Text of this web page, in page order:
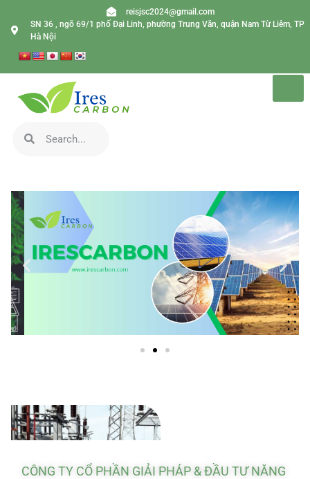
reisjsc2024@gmail.com
SN 36 , ngõ 69/1 phố Đại Linh, phường Trung Văn, quận Nam Từ Liêm, TP
Hà Nội
CÔNG TY CỔ PHẦN GIẢI PHÁP & ĐẦU TƯ NĂNG